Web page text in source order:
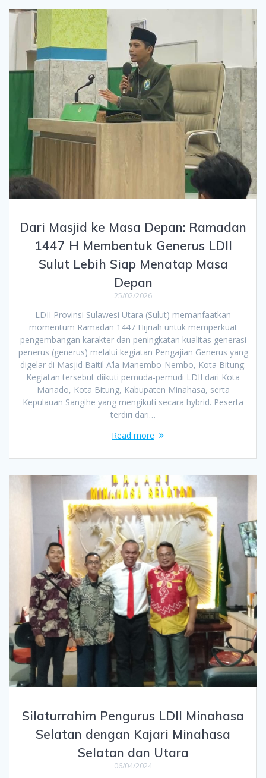
Dari Masjid ke Masa Depan: Ramadan
1447 H Membentuk Generus LDII
Sulut Lebih Siap Menatap Masa
Depan
25/02/2026
LDII Provinsi Sulawesi Utara (Sulut) memanfaatkan
momentum Ramadan 1447 Hijriah untuk memperkuat
pengembangan karakter dan peningkatan kualitas generasi
penerus (generus) melalui kegiatan Pengajian Generus yang
digelar di Masjid Baitil A’la Manembo-Nembo, Kota Bitung.
Kegiatan tersebut diikuti pemuda-pemudi LDII dari Kota
Manado, Kota Bitung, Kabupaten Minahasa, serta
Kepulauan Sangihe yang mengikuti secara hybrid. Peserta
terdiri dari…
Read more
Silaturrahim Pengurus LDII Minahasa
Selatan dengan Kajari Minahasa
Selatan dan Utara
06/04/2024